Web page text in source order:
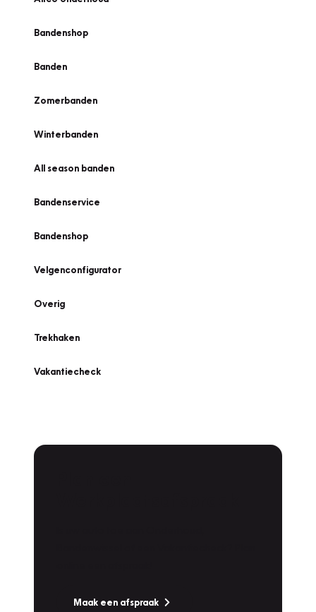
Bandenshop
Banden
Zomerbanden
Winterbanden
All season banden
Bandenservice
Bandenshop
Velgenconfigurator
Overig
Trekhaken
Vakantiecheck
Maak een afspraak